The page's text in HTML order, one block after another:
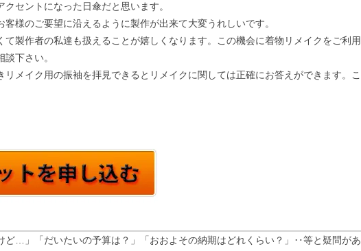
セントになった日傘だと思います。
様のご要望に沿えるように製作が出来て大変うれしいです。
製作者の私達も扱えることが嬉しくなります。この機会に着物リメイクをご利用
下さい。
メイク用の振袖を拝見できるとリメイクに関しては正確にお答えができます。こ
ど…」「だいたいの予算は？」「おおよその納期はどれくらい？」‥等と疑問があ